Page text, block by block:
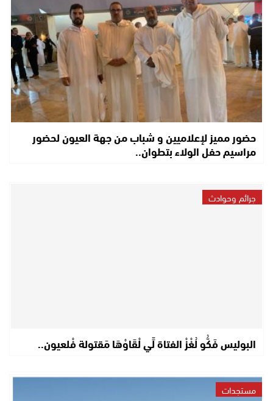
حضور مميز لإعلاميين و شباب من جهة العيون لحضور
مراسيم حفل الولاء بتطوان..
جرائم وحوادث
البوليس فَكُّو لُغْزْ الفتاة لِّي لْقَاوْهَا مَقتولة فْلعيون..
مستجدات